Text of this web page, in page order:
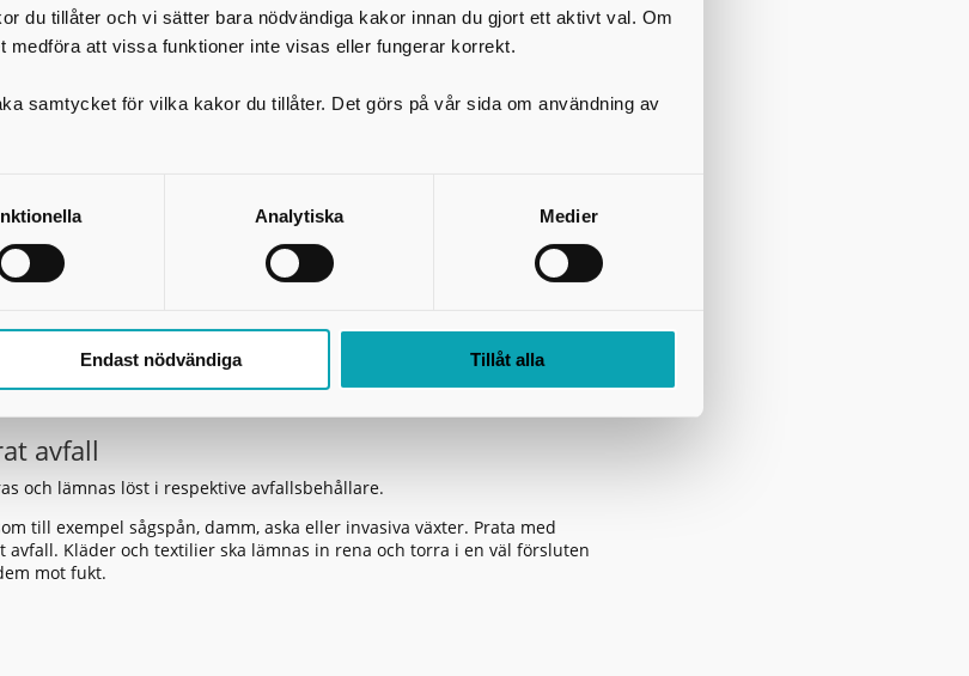
du tillåter och vi sätter bara nödvändiga kakor innan du gjort ett aktivt val. Om
medföra att vissa funktioner inte visas eller fungerar korrekt.
samtycket för vilka kakor du tillåter. Det görs på vår sida om användning av
Analytiska Medier
Endast nödvändiga Tillåt alla
ligger på en tidigare deponi som ska sluttäckas.
området i ordning för en framtida återvinningscentral med grönt
avfall
och lämnas löst i respektive avfallsbehållare.
till exempel sågspån, damm, aska eller invasiva växter. Prata med
avfall. Kläder och textilier ska lämnas in rena och torra i en väl försluten
mot fukt.